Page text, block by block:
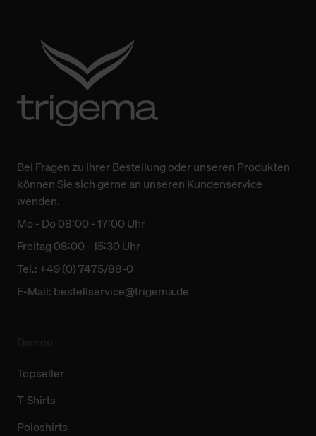
Bei Fragen zu Ihrer Bestellung oder unseren Produkten
können Sie sich gerne an unseren Kundenservice
wenden.
Mo - Do 08:00 - 17:00 Uhr
Freitag 08:00 - 15:30 Uhr
Tel.: +49 (0) 7475/88-0
E-Mail: bestellservice@trigema.de
Topseller
T-Shirts
Poloshirts